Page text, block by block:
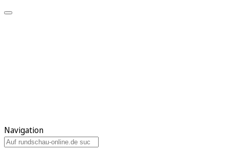
Navigation